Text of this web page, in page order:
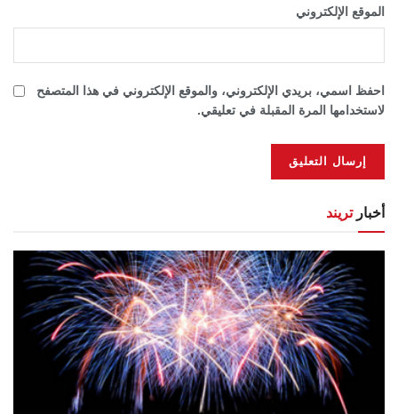
الموقع الإلكتروني
احفظ اسمي، بريدي الإلكتروني، والموقع الإلكتروني في هذا المتصفح
لاستخدامها المرة المقبلة في تعليقي.
أخبارتريند